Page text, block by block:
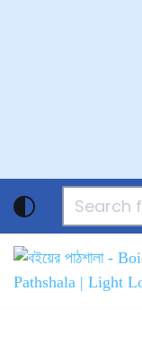
to
content